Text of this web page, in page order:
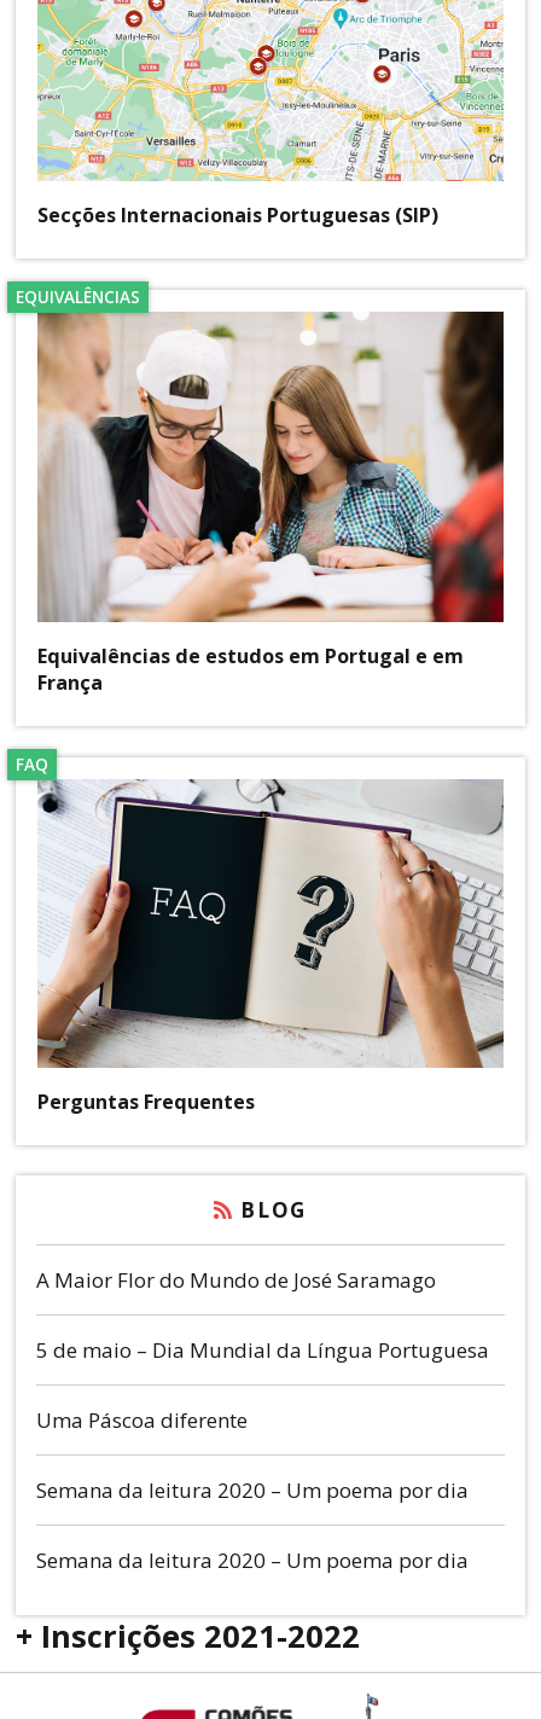
Secções Internacionais Portuguesas (SIP)
EQUIVALÊNCIAS
Equivalências de estudos em Portugal e em
França
FAQ
Perguntas Frequentes
BLOG
A Maior Flor do Mundo de José Saramago
5 de maio – Dia Mundial da Língua Portuguesa
Uma Páscoa diferente
Semana da leitura 2020 – Um poema por dia
Semana da leitura 2020 – Um poema por dia
+ Inscrições 2021-2022